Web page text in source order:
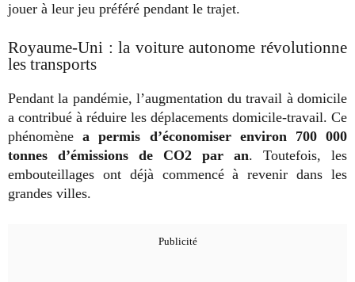
jouer à leur jeu préféré pendant le trajet.
Royaume-Uni : la voiture autonome révolutionne
les transports
Pendant la pandémie, l’augmentation du travail à domicile
a contribué à réduire les déplacements domicile-travail. Ce
phénomènea permis d’économiser environ 700 000
tonnes d’émissions de CO2 par an. Toutefois, les
embouteillages ont déjà commencé à revenir dans les
grandes villes.